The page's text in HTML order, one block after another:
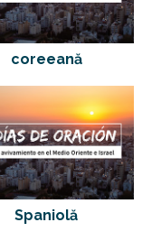
coreeană
Spaniolă